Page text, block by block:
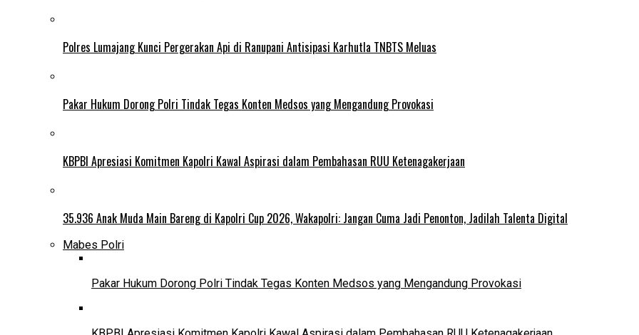
Polres Lumajang Kunci Pergerakan Api di Ranupani Antisipasi Karhutla TNBTS Meluas
Pakar Hukum Dorong Polri Tindak Tegas Konten Medsos yang Mengandung Provokasi
KBPBI Apresiasi Komitmen Kapolri Kawal Aspirasi dalam Pembahasan RUU Ketenagakerjaan
35.936 Anak Muda Main Bareng di Kapolri Cup 2026, Wakapolri: Jangan Cuma Jadi Penonton, Jadilah Talenta Digital
Mabes Polri
Pakar Hukum Dorong Polri Tindak Tegas Konten Medsos yang Mengandung Provokasi